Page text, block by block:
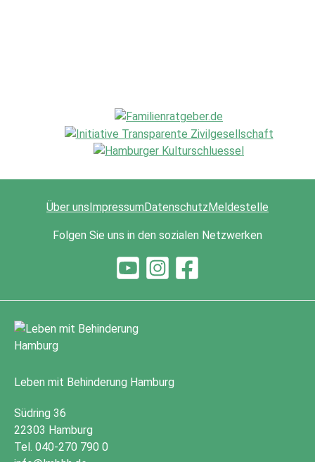
Über uns Impressum Datenschutz Meldestelle
Folgen Sie uns in den sozialen Netzwerken
Leben mit Behinderung Hamburg
Südring 36
22303 Hamburg
Tel. 040-270 790 0